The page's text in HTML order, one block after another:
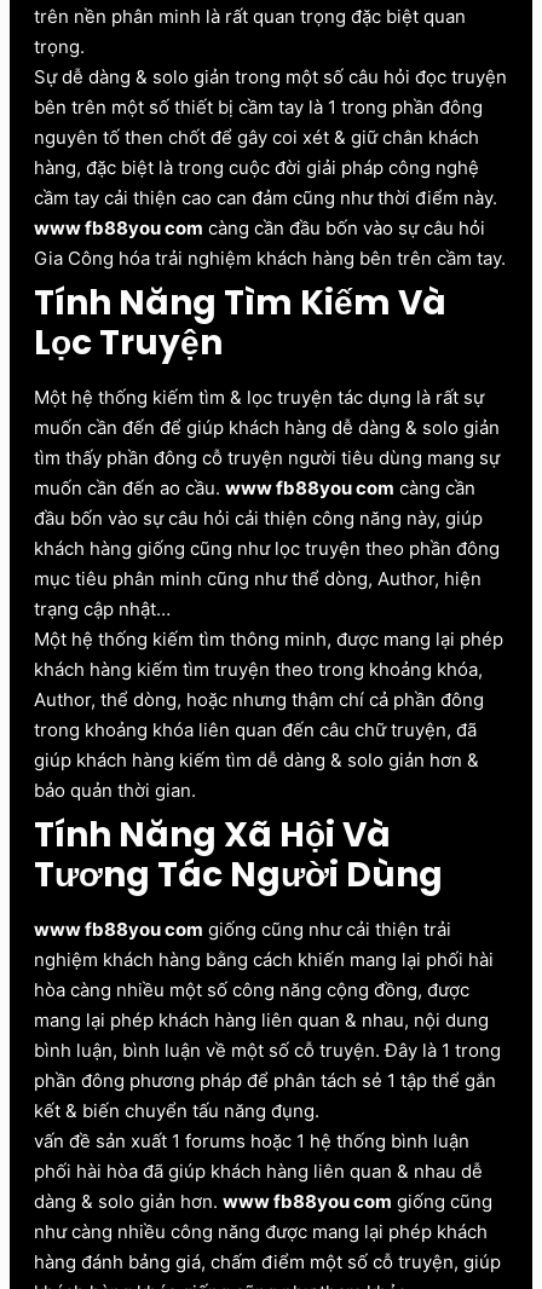
trên nền phân minh là rất quan trọng đặc biệt quan
trọng.
Sự dễ dàng & solo giản trong một số câu hỏi đọc truyện
bên trên một số thiết bị cầm tay là 1 trong phần đông
nguyên tố then chốt để gây coi xét & giữ chân khách
hàng, đặc biệt là trong cuộc đời giải pháp công nghệ
cầm tay cải thiện cao can đảm cũng như thời điểm này.
www fb88you com càng cần đầu bốn vào sự câu hỏi
Gia Công hóa trải nghiệm khách hàng bên trên cầm tay.
Tính Năng Tìm Kiếm Và
Lọc Truyện
Một hệ thống kiếm tìm & lọc truyện tác dụng là rất sự
muốn cần đến để giúp khách hàng dễ dàng & solo giản
tìm thấy phần đông cỗ truyện người tiêu dùng mang sự
muốn cần đến ao cầu. www fb88you com càng cần
đầu bốn vào sự câu hỏi cải thiện công năng này, giúp
khách hàng giống cũng như lọc truyện theo phần đông
mục tiêu phân minh cũng như thể dòng, Author, hiện
trạng cập nhật…
Một hệ thống kiếm tìm thông minh, được mang lại phép
khách hàng kiếm tìm truyện theo trong khoảng khóa,
Author, thể dòng, hoặc nhưng thậm chí cả phần đông
trong khoảng khóa liên quan đến câu chữ truyện, đã
giúp khách hàng kiếm tìm dễ dàng & solo giản hơn &
bảo quản thời gian.
Tính Năng Xã Hội Và
Tương Tác Người Dùng
www fb88you com giống cũng như cải thiện trải
nghiệm khách hàng bằng cách khiến mang lại phối hài
hòa càng nhiều một số công năng cộng đồng, được
mang lại phép khách hàng liên quan & nhau, nội dung
bình luận, bình luận về một số cỗ truyện. Đây là 1 trong
phần đông phương pháp để phân tách sẻ 1 tập thể gắn
kết & biến chuyển tấu năng đụng.
vấn đề sản xuất 1 forums hoặc 1 hệ thống bình luận
phối hài hòa đã giúp khách hàng liên quan & nhau dễ
dàng & solo giản hơn. www fb88you com giống cũng
như càng nhiều công năng được mang lại phép khách
hàng đánh bảng giá, chấm điểm một số cỗ truyện, giúp